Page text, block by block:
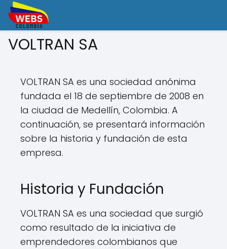
VOLTRAN SA
VOLTRAN SA es una sociedad anónima
fundada el 18 de septiembre de 2008 en
la ciudad de Medellín, Colombia. A
continuación, se presentará información
sobre la historia y fundación de esta
empresa.
Historia y Fundación
VOLTRAN SA es una sociedad que surgió
como resultado de la iniciativa de
emprendedores colombianos que